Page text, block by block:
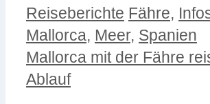
Kategorien
Reiseberichte Fähre,
Mallorca, Meer, Spanien
Mallorca mit der Fähre
Ablauf